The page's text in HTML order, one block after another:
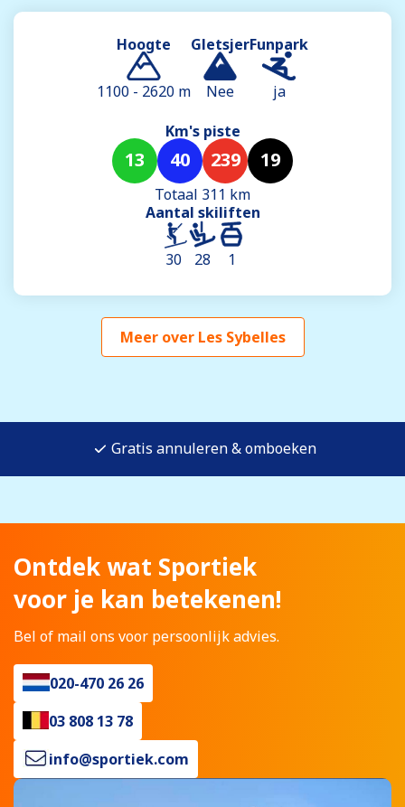
Hoogte
1100 - 2620 m
Gletsjer
Nee
Funpark
ja
Km's piste
13 40 239 19
Totaal 311 km
Aantal skiliften
30 28 1
Meer over Les Sybelles
Gratis annuleren & omboeken
Ontdek wat Sportiek
voor je kan betekenen!
Bel of mail ons voor persoonlijk advies.
020-470 26 26
03 808 13 78
info@sportiek.com